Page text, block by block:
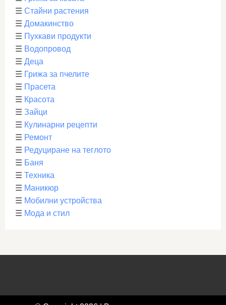
☰ Стайни растения
☰ Домакинство
☰ Пухкави продукти
☰ Водопровод
☰ Деца
☰ Грижа за пчелите
☰ Прасета
☰ Красота
☰ Зайци
☰ Кулинарни рецепти
☰ Ремонт
☰ Редуциране на теглото
☰ Баня
☰ Техника
☰ Маникюр
☰ Мобилни устройства
☰ Мода и стил